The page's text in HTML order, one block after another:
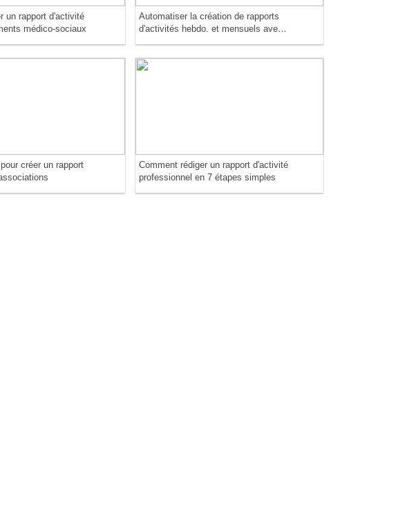
un rapport d'activité
médico-sociaux
Automatiser la création de rapports
d'activités hebdo. et mensuels avec
créer un rapport
Comment rédiger un rapport d'activité
professionnel en 7 étapes simples